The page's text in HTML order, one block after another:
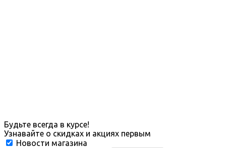
Будьте всегда в курсе!
Узнавайте о скидках и акциях первым
Новости магазина